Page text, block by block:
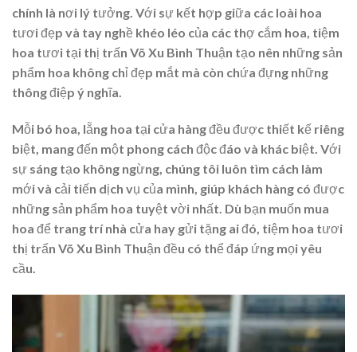
chính là nơi lý tưởng. Với sự kết hợp giữa các loài hoa
tươi đẹp và tay nghề khéo léo của các thợ cắm hoa, tiệm
hoa tươi tại thị trấn Võ Xu Bình Thuận tạo nên những sản
phẩm hoa không chỉ đẹp mắt mà còn chứa đựng những
thông điệp ý nghĩa.
Mỗi bó hoa, lẵng hoa tại cửa hàng đều được thiết kế riêng
biệt, mang đến một phong cách độc đáo và khác biệt. Với
sự sáng tạo không ngừng, chúng tôi luôn tìm cách làm
mới và cải tiến dịch vụ của mình, giúp khách hàng có được
những sản phẩm hoa tuyệt vời nhất. Dù bạn muốn mua
hoa để trang trí nhà cửa hay gửi tặng ai đó, tiệm hoa tươi
thị trấn Võ Xu Bình Thuận đều có thể đáp ứng mọi yêu
cầu.